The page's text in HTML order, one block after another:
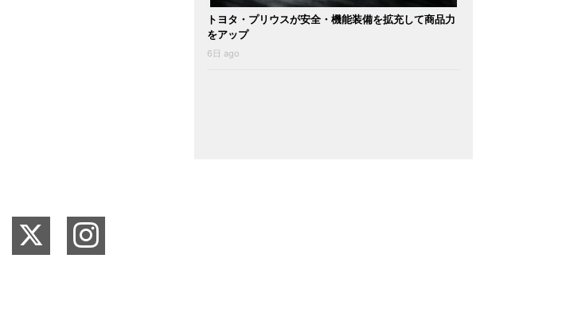
トヨタ・プリウスが安全・機能装備を拡充して商品力
をアップ
6日 ago